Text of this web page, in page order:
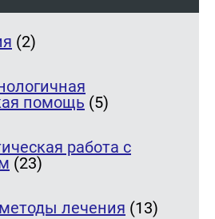
(2)
помощь (5)
работа с
(23)
лечения (13)